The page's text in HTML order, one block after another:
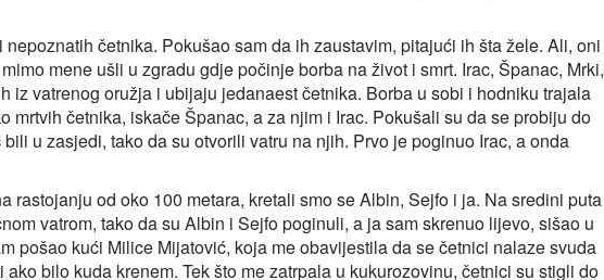
četnika. Pokušao sam da ih zaustavim, pitajući ih šta žele. Ali, oni
mene ušli u zgradu gdje počinje borba na život i smrt. Irac, Španac, Mrki,
iz vatrenog oružja i ubijaju jedanaest četnika. Borba u sobi i hodniku trajala
mrtvih četnika, iskače Španac, a za njim i Irac. Pokušali su da se probiju do
u zasjedi, tako da su otvorili vatru na njih. Prvo je poginuo Irac, a onda
rastojanju od oko 100 metara, kretali smo se Albin, Sejfo i ja. Na sredini puta
vatrom, tako da su Albin i Sejfo poginuli, a ja sam skrenuo lijevo, sišao u
pošao kući Milice Mijatović, koja me obavijestila da se četnici nalaze svuda
bilo kuda krenem. Tek što me zatrpala u kukurozovinu, četnici su stigli do